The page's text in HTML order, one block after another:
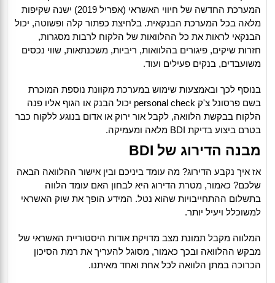
המערכת החדשה של חיווי האשראי (אפריל 2019) ישנה שקיפות
מלאה בכל המערכת הבנקאית. בלחיצת כפתור קלה ופשוטה, יכול
הבנקאי לראות את כל ההלוואות של הלקוח לרבות מסגרות,
חזרות שיקים, פיגורים בהלוואות, ריביות, משכנתאות, שווי נכסים
משועבדים, בנקים פעילים ועוד.
בנוסף לכך ובאמצעות שימוש במערכת מקוונת נוספת המוכרת
בשם פרסונל צ'ק personal check יכול הבנק או הגוף אליו פנה
הלקוח בבקשת הלוואה, לקבל אור ירוק או אדום בנוגע ללקוח כבר
בטרם ביצוע בדיקת BDI מלאה ומעמיקה.
מבנה הדירוג של BDI
אז איך נקבע הדירוג? מה עומד ביניכם ובין אישור ההלוואה הבאה
שלכם? כאמור, מטרת הדירוג היא לבחון האם עומד הלווה
בתשלום ההתחייבויות שהוא נטל. המידע הופך את שוק האשראי
למשוכלל ויעיל יותר.
המלווה מקבל תמונת מצב מדויקת אודות היסטוריית האשראי של
מבקש ההלוואה ובכך כאמור, מסוגל להעריך את רמת הסיכון
הכרוכה במתן הלוואה לכל אחת ואחד מאיתנו.